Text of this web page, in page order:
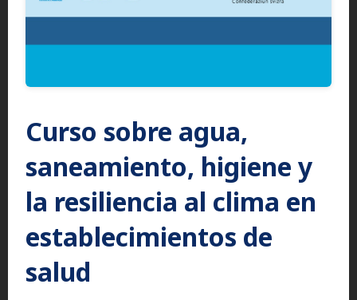
Curso sobre agua,
saneamiento, higiene y
la resiliencia al clima en
establecimientos de
salud